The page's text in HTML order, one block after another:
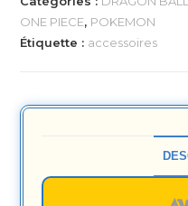
ONE PIECE, POKEMON
Étiquette : accessoires